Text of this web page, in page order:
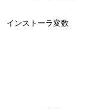
インストーラ変数